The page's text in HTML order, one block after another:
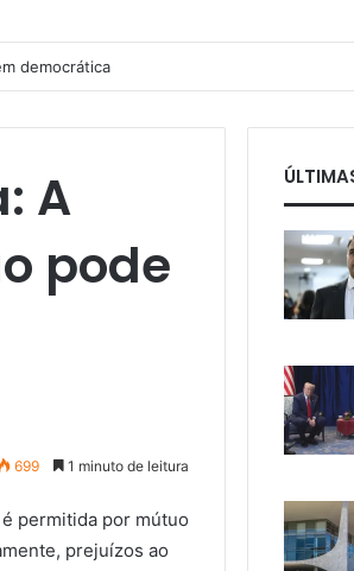
democrática
A
pode
699 1 minuto de leitura
permitida por mútuo
prejuízos ao